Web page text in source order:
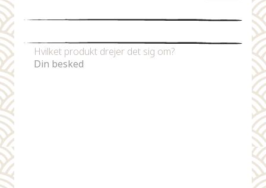
Hvilket produkt drejer det sig om?